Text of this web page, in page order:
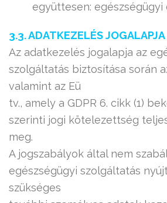
együttesen: egészségügyi
3.3. ADATKEZELÉS JOGALAPJA
Az adatkezelés jogalapja az
szolgáltatás biztosítása során
valamint az Eü
tv., amely a GDPR 6. cikk (1)
szerinti jogi kötelezettség
meg.
A jogszabályok által nem
egészségügyi szolgáltatás
szükséges